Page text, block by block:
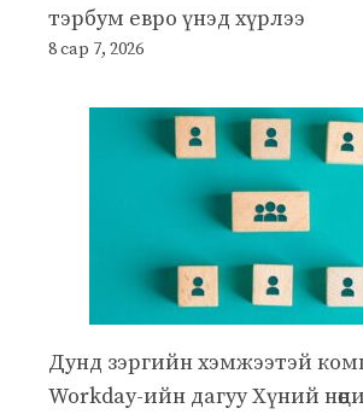
тэрбум евро үнэд хүрлээ
8 сар 7, 2026
Дунд зэргийн хэмжээтэй
Workday-ийн дагуу Хүний